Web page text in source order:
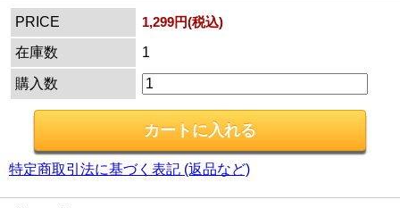
PRICE
1,299円(税込)
在庫数
1
購入数
特定商取引法に基づく表記 (返品など)